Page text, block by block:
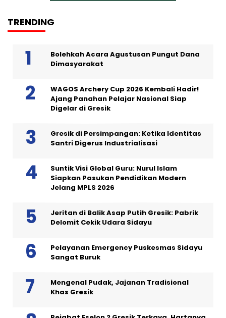
TRENDING
Bolehkah Acara Agustusan Pungut Dana
Dimasyarakat
WAGOS Archery Cup 2026 Kembali Hadir!
Ajang Panahan Pelajar Nasional Siap
Digelar di Gresik
Gresik di Persimpangan: Ketika Identitas
Santri Digerus Industrialisasi
Suntik Visi Global Guru: Nurul Islam
Siapkan Pasukan Pendidikan Modern
Jelang MPLS 2026
Jeritan di Balik Asap Putih Gresik: Pabrik
Delomit Cekik Udara Sidayu
Pelayanan Emergency Puskesmas Sidayu
Sangat Buruk
Mengenal Pudak, Jajanan Tradisional
Khas Gresik